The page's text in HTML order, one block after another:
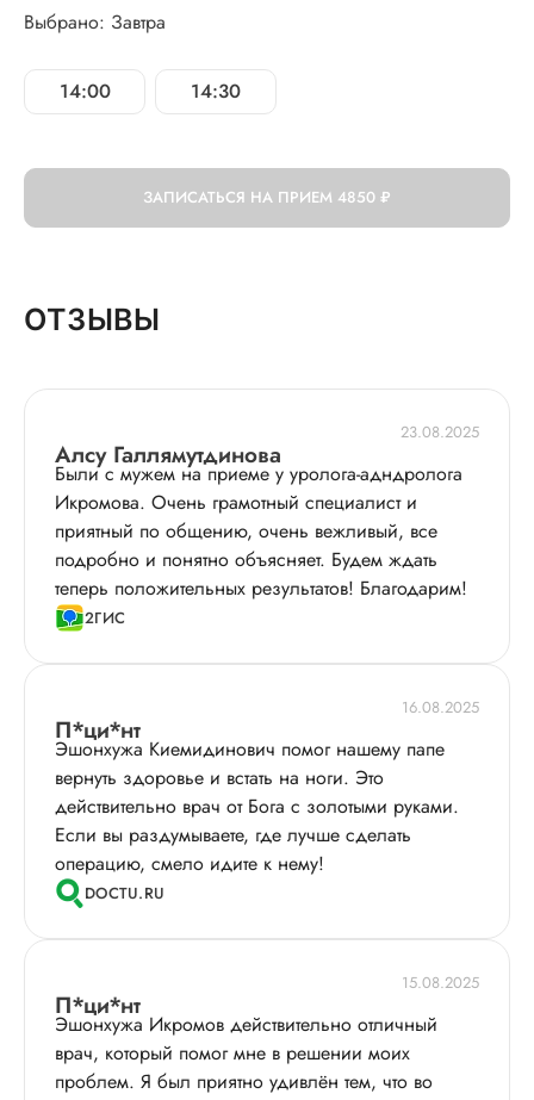
Выбрано: Завтра
14:00 14:30
ЗАПИСАТЬСЯ НА ПРИЕМ 4850 ₽
ОТЗЫВЫ
23.08.2025
Алсу Галлямутдинова
Были с мужем на приеме у уролога-адндролога
Икромова. Очень грамотный специалист и
приятный по общению, очень вежливый, все
подробно и понятно объясняет. Будем ждать
теперь положительных результатов! Благодарим!
2ГИС
16.08.2025
П*ци*нт
Эшонхужа Киемидинович помог нашему папе
вернуть здоровье и встать на ноги. Это
действительно врач от Бога с золотыми руками.
Если вы раздумываете, где лучше сделать
операцию, смело идите к нему!
DOCTU.RU
15.08.2025
П*ци*нт
Эшонхужа Икромов действительно отличный
врач, который помог мне в решении моих
проблем. Я был приятно удивлён тем, что во